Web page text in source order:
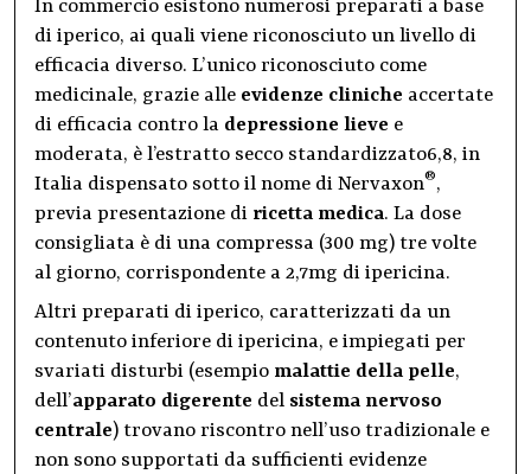
In commercio esistono numerosi preparati a base
di iperico, ai quali viene riconosciuto un livello di
efficacia diverso. L’unico riconosciuto come
medicinale, grazie alle evidenze cliniche accertate
di efficacia contro la depressione lieve e
moderata, è l’estratto secco standardizzato6,8, in
Italia dispensato sotto il nome di Nervaxon®,
previa presentazione di ricetta medica. La dose
consigliata è di una compressa (300 mg) tre volte
al giorno, corrispondente a 2,7mg di ipericina.
Altri preparati di iperico, caratterizzati da un
contenuto inferiore di ipericina, e impiegati per
svariati disturbi (esempio malattie della pelle,
dell’apparato digerente del sistema nervoso
centrale) trovano riscontro nell’uso tradizionale e
non sono supportati da sufficienti evidenze